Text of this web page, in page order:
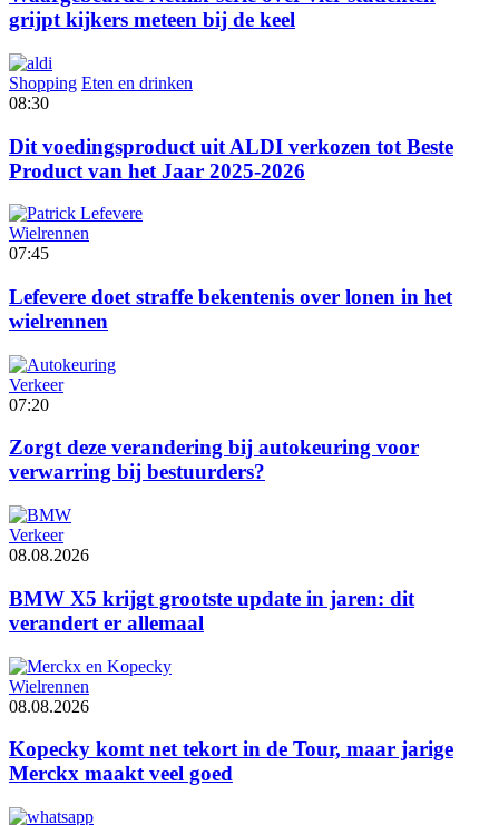
grijpt kijkers meteen bij de keel
Shopping Eten en drinken
08:30
Dit voedingsproduct uit ALDI verkozen tot Beste
Product van het Jaar 2025-2026
Wielrennen
07:45
Lefevere doet straffe bekentenis over lonen in het
wielrennen
Verkeer
07:20
Zorgt deze verandering bij autokeuring voor
verwarring bij bestuurders?
Verkeer
08.08.2026
BMW X5 krijgt grootste update in jaren: dit
verandert er allemaal
Wielrennen
08.08.2026
Kopecky komt net tekort in de Tour, maar jarige
Merckx maakt veel goed